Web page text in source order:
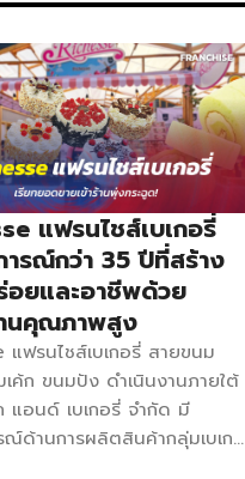
กกว่า 40 รายการ ติดต่อ
บริษัท ติดตามแบรนด์อื่น ๆ
แฟรนไชส์เบเกอรี่
ารณ์กว่า 35 ปีที่สร้าง
อยและอาชีพด้วย
นคุณภาพสูง
แฟรนไชส์เบเกอรี่ สายขนม
ค้ก ขนมปัง ดำเนินงานภายใต้
แอนด์ เบเกอรี่ จำกัด มี
ณ์ด้านการผลิตสินค้ากลุ่มเบเก